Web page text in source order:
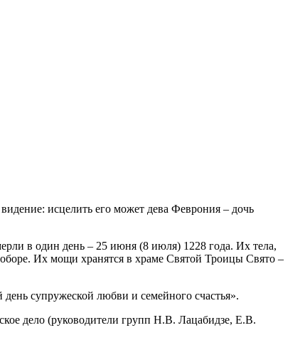
исцелить его может дева Феврония – дочь
в один день – 25 июня (8 июля) 1228 года. Их тела,
Их мощи хранятся в храме Святой Троицы Свято –
супружеской любви и семейного счастья».
дело (руководители групп Н.В. Лацабидзе, Е.В.